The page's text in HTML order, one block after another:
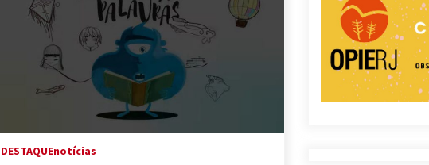
DESTAQUEnotícias